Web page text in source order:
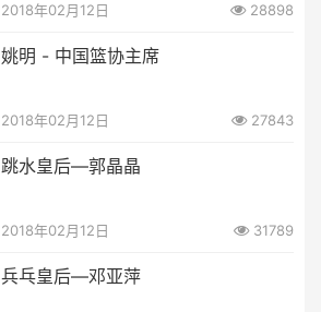
2018年02月12日 28898
姚明 - 中国篮协主席
2018年02月12日 27843
跳水皇后—郭晶晶
2018年02月12日 31789
兵乓皇后—邓亚萍